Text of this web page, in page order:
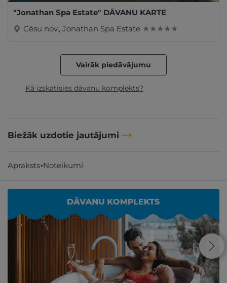
"Jonathan Spa Estate" DĀVANU KARTE
Cēsu nov., Jonathan Spa Estate ★ ★ ★ ★ ★
Vairāk piedāvājumu
Kā izskatīsies dāvanu komplekts?
Biežāk uzdotie jautājumi
Apraksts Noteikumi
Līdzīgi atpūtas piedāvājumi